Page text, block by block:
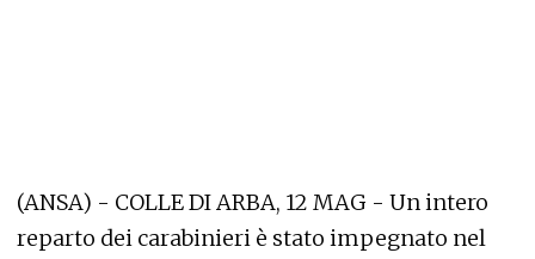
(ANSA) - COLLE DI ARBA, 12 MAG - Un intero
reparto dei carabinieri è stato impegnato nel